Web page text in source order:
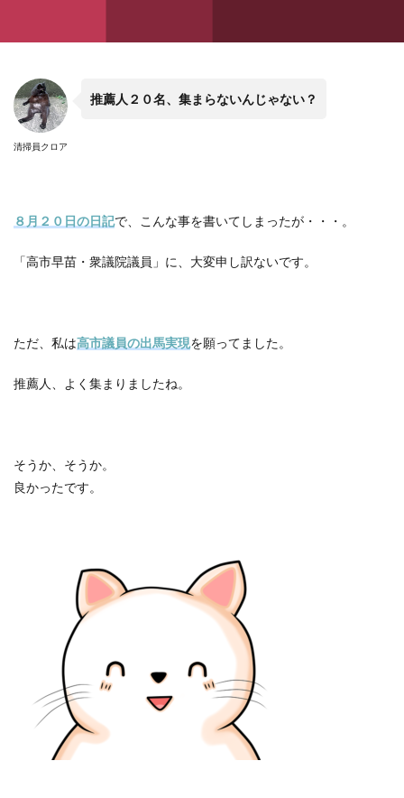
清掃員クロア
推薦人２０名、集まらないんじゃない？
８月２０日の日記で、こんな事を書いてしまったが・・・。
「高市早苗・衆議院議員」に、大変申し訳ないです。
ただ、私は高市議員の出馬実現を願ってました。
推薦人、よく集まりましたね。
そうか、そうか。
良かったです。